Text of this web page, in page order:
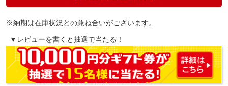
※納期は在庫状況との兼ね合いがございます。
▼レビューを書くと抽選で当たる！